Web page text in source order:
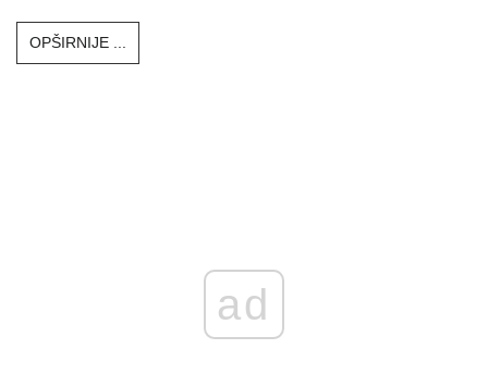
OPŠIRNIJE ...
ad